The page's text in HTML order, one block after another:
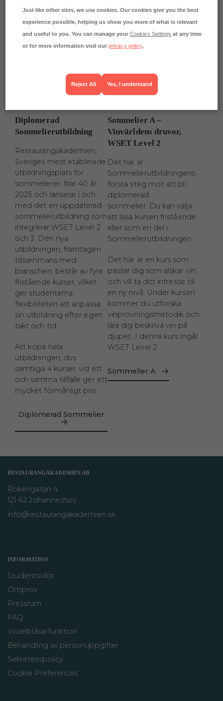
Läs till Sommelier!
Diplomerad
Sommelierutbildning
Restaurangakademien,
Sveriges mest etablerade
utbildningsplats för
sommelierer, firar 40 år
2025 och lanserar i och
med det en uppdaterad
sommelierutbildning som
integrerar WSET Level 2
och 3. Den nya
utbildningen, framtagen
tillsammans med
branschen, består av fyra
fristående kurser, vilket
ger studenterna
flexibiliteten att anpassa
sin utbildning efter egen
takt och tid.
Att köpa hela
utbildningen, dvs
samtliga 4 kurser, vid ett
och samma tillfälle ger ett
mycket förmånligt pris.
Diplomerad Sommelier
Sommelier A –
Vinvärldens druvor,
WSET Level 2
Det här är
Sommelierutbildningens
första steg mot att bli
diplomerad
sommelier. Du kan välja
att läsa kursen fristående
eller som en del i
Sommelierutbildningen.
Det här är en kurs som
passar dig som älskar vin
och vill ta ditt intresse till
en ny nivå. Under kursen
kommer du utforska
vinprovningsmetodik och
lära dig beskriva vin på
djupet. I denna kurs ingår
WSET Level 2.
Sommelier A
RESTAURANGAKADEMIEN AB
Rökerigatan 4
121 62 Johanneshov
info@restaurangakademien.se
INFORMATION
Studentsidor
Omprov
Pressrum
FAQ
Visselblåsarfunktion
Behandling av personuppgifter
Sekretesspolicy
Cookie Preferences
Just like other sites, we use cookies. Our cookies give you the best
experience possible, helping us show you more of what is relevant
and useful to you. You can manage yourCookies Settings at any time
or for more information visit ourprivacy policy.
Yes, I understand
Reject All